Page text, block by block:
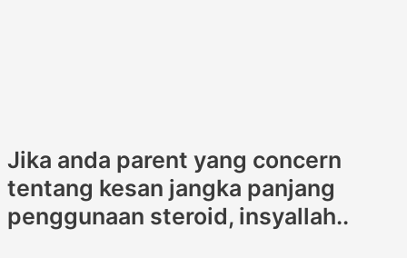
Jika anda parent yang concern
tentang kesan jangka panjang
penggunaan steroid, insyallah..